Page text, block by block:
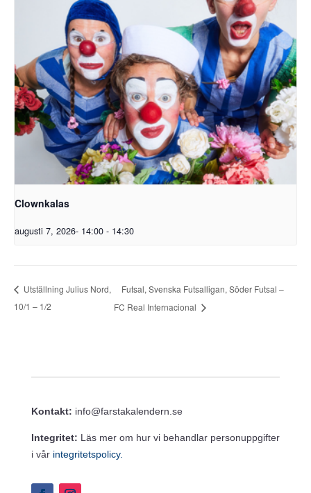
Clownkalas
augusti 7, 2026- 14:00 - 14:30
Utställning Julius Nord,
10/1 – 1/2
Futsal, Svenska Futsalligan, Söder Futsal –
FC Real Internacional
Kontakt: info@farstakalendern.se
Integritet: Läs mer om hur vi behandlar personuppgifter
i vår integritetspolicy.